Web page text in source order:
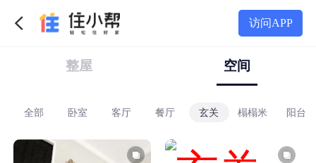
访问APP
整屋 空间
loft 别墅
地中海 田园 工业
全部 卧室 客厅 餐厅 玄关 榻榻米 阳台